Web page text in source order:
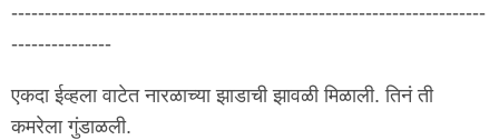
-----------------------------------------------------------------------
---------------
एकदा ईव्हला वाटेत नारळाच्या झाडाची झावळी मिळाली. तिनं ती
कमरेला गुंडाळली.